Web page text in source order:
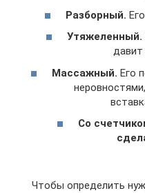
Разборный.
Утяжеленный.
давит
Массажный. Его
Со
Чтобы определить